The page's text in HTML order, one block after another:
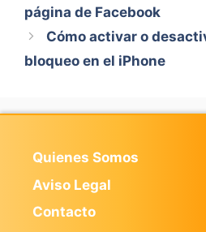
página de Facebook
Cómo activar o
bloqueo en el iPhone
Quienes Somos
Aviso Legal
Contacto